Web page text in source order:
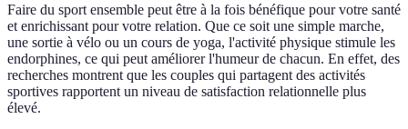
Faire du sport ensemble peut être à la fois bénéfique pour votre santé
et enrichissant pour votre relation. Que ce soit une simple marche,
une sortie à vélo ou un cours de yoga, l'activité physique stimule les
endorphines, ce qui peut améliorer l'humeur de chacun. En effet, des
recherches montrent que les couples qui partagent des activités
sportives rapportent un niveau de satisfaction relationnelle plus
élevé.